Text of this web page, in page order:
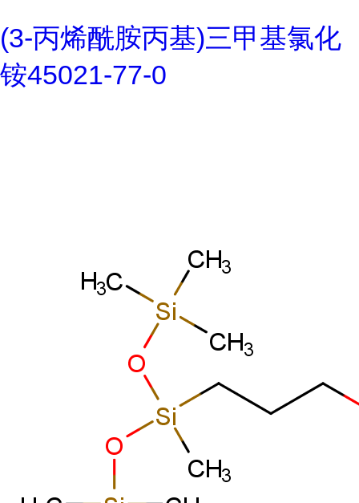
(3-丙烯酰胺丙基)三甲基氯化
铵45021-77-0